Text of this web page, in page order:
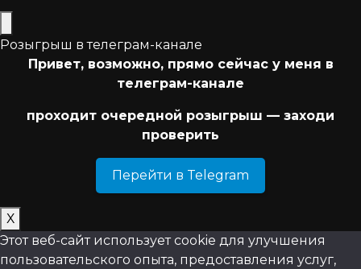
Розыгрыш в телеграм-канале
Привет, возможно, прямо сейчас у меня в
телеграм-канале
проходит очередной розыгрыш — заходи
проверить
Перейти в Telegram
Х
Этот веб-сайт использует cookie для улучшения
пользовательского опыта, предоставления услуг,